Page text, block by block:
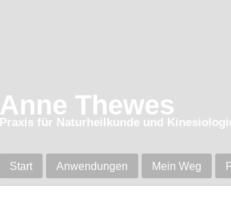
Anne Thewes
Praxis für Naturheilkunde und
Start Anwendungen Mein Weg